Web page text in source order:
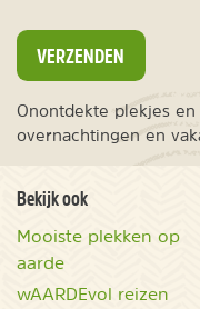
VERZENDEN
Onontdekte plekjes
overnachtingen en
Bekijk ook
Mooiste plekken op
aarde
wAARDEvol reizen